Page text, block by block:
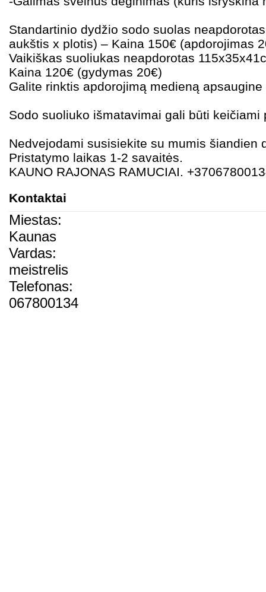
Standartinio dydžio sodo suolas
aukštis x plotis) – Kaina 150€ (apdorojimas
Vaikiškas suoliukas neapdorotas
Kaina 120€ (gydymas 20€)
Galite rinktis apdorojimą medieną
Sodo suoliuko išmatavimai gali būti keičiami
Nedvejodami susisiekite su mumis šiandien
Pristatymo laikas 1-2 savaitės.
KAUNO RAJONAS RAMUCIAI.
Kontaktai
Miestas:
Kaunas
Vardas:
meistrelis
Telefonas:
067800134